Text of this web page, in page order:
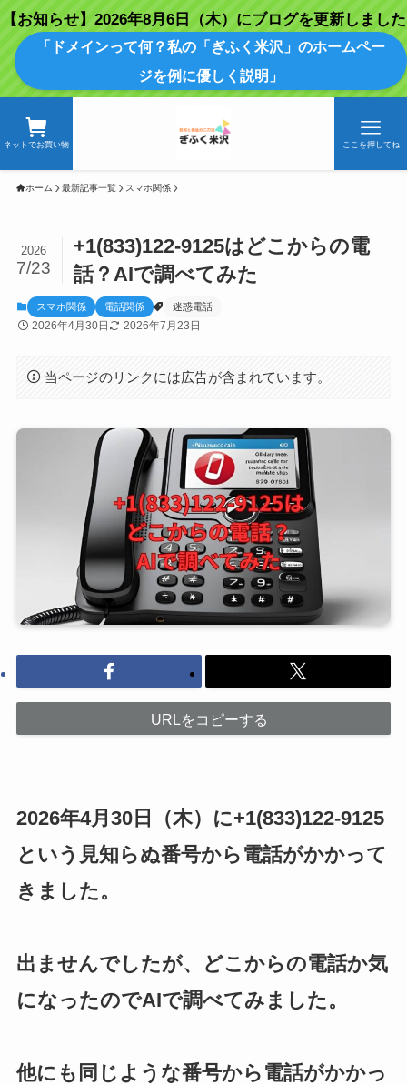
【お知らせ】2026年8月6日（木）にブログを更新しました
「ドメインって何？私の「ぎふく米沢」のホームペー
ジを例に優しく説明」
ネットでお買い物 ここを押してね
ホーム 最新記事一覧 スマホ関係
+1(833)122-9125はどこからの電
話？AIで調べてみた
2026
7/23
スマホ関係 電話関係 迷惑電話
2026年4月30日 2026年7月23日
当ページのリンクには広告が含まれています。
URLをコピーする
2026年4月30日（木）に+1(833)122-9125
という見知らぬ番号から電話がかかって
きました。
出ませんでしたが、どこからの電話か気
になったのでAIで調べてみました。
他にも同じような番号から電話がかかっ